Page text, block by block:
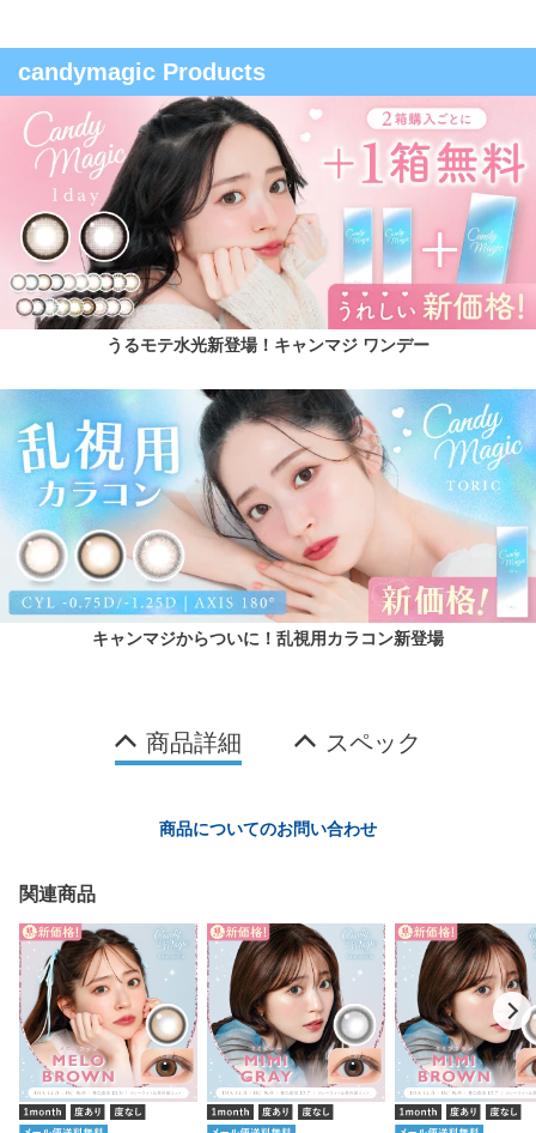
candymagic Products
うるモテ水光新登場！キャンマジ ワンデー
キャンマジからついに！乱視用カラコン新登場
商品詳細 スペック
商品についてのお問い合わせ
関連商品